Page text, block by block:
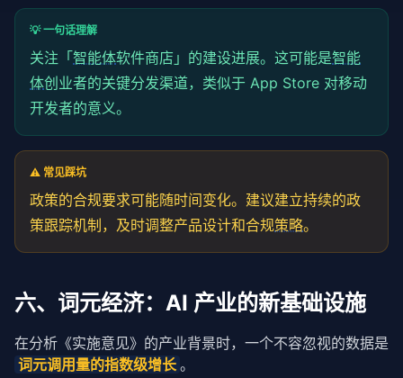
💡 一句话理解
关注「 智能体软件商店」的建设进展。这可能是智能
体创业者的关键分发渠道，类似于 App Store 对移动
开发者的意义。
⚠️ 常见踩坑
政策的合规要求可能随时间变化。建议建立持续的政
策跟踪机制，及时调整产品设计和合规策略。
六、词元经济：AI 产业的新基础设施
在分析《实施意见》的产业背景时，一个不容忽视的数据是
词元调用量的指数级增长 。